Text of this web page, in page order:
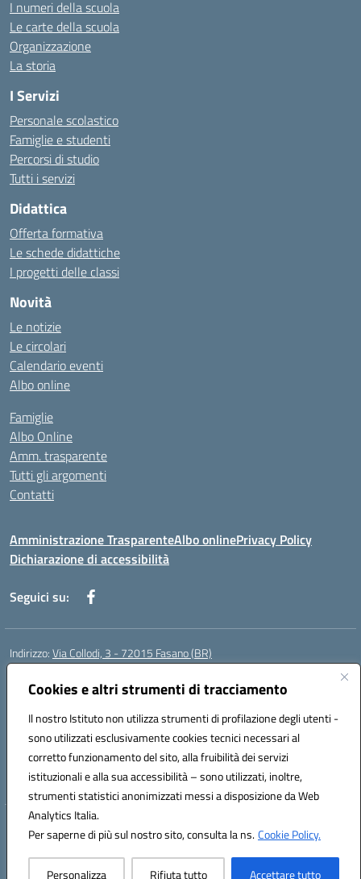
Cookies e altri strumenti di tracciamento
Il nostro Istituto non utilizza strumenti di profilazione degli utenti -
sono utilizzati esclusivamente cookies tecnici necessari al
corretto funzionamento del sito, alla fruibilità dei servizi
istituzionali e alla sua accessibilità – sono utilizzati, inoltre,
strumenti statistici anonimizzati messi a disposizione da Web
Analytics Italia.
Per saperne di più sul nostro sito, consulta la ns.Cookie Policy.
Personalizza Rifiuta tutto Accettare tutto
I numeri della scuola
Le carte della scuola
Organizzazione
La storia
I Servizi
Personale scolastico
Famiglie e studenti
Percorsi di studio
Tutti i servizi
Didattica
Offerta formativa
Le schede didattiche
I progetti delle classi
Novità
Le notizie
Le circolari
Calendario eventi
Albo online
Famiglie
Albo Online
Amm. trasparente
Tutti gli argomenti
Contatti
Amministrazione TrasparenteAlbo onlinePrivacy Policy
Dichiarazione di accessibilità
Seguici su:
Indirizzo:Via Collodi, 3 - 72015 Fasano (BR)
Centralino:
Posta elettronica certificata (PEC):bric839004@pec.istruzione.it
Codice fiscale: 90059320748
Codice meccanografico:BRIC839004
Codice Indice delle Pubbliche Amministrazioni (IPA): istsc_bree02200r
Codice unico di fatturazione (CUF): MIL3BD
Hosting & Powered by 3D Solution S.r.l.
Concept & Design by Designers Italia